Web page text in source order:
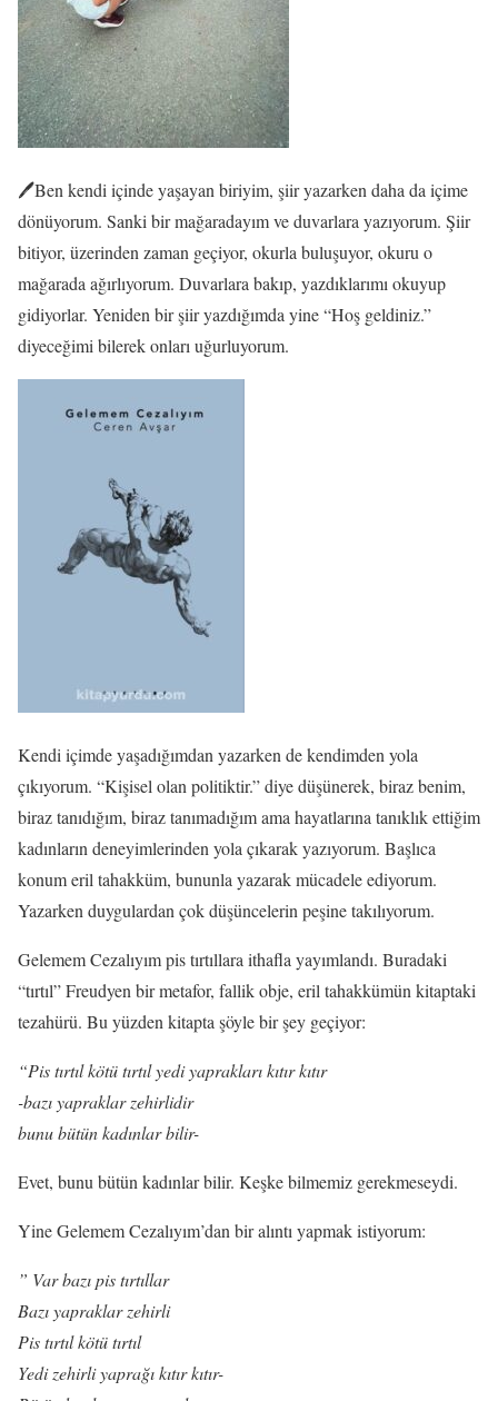
🖊️Ben kendi içinde yaşayan biriyim, şiir yazarken daha da içime
dönüyorum. Sanki bir mağaradayım ve duvarlara yazıyorum. Şiir
bitiyor, üzerinden zaman geçiyor, okurla buluşuyor, okuru o
mağarada ağırlıyorum. Duvarlara bakıp, yazdıklarımı okuyup
gidiyorlar. Yeniden bir şiir yazdığımda yine “Hoş geldiniz.”
diyeceğimi bilerek onları uğurluyorum.
Kendi içimde yaşadığımdan yazarken de kendimden yola
çıkıyorum. “Kişisel olan politiktir.” diye düşünerek, biraz benim,
biraz tanıdığım, biraz tanımadığım ama hayatlarına tanıklık ettiğim
kadınların deneyimlerinden yola çıkarak yazıyorum. Başlıca
konum eril tahakküm, bununla yazarak mücadele ediyorum.
Yazarken duygulardan çok düşüncelerin peşine takılıyorum.
Gelemem Cezalıyım pis tırtıllara ithafla yayımlandı. Buradaki
“tırtıl” Freudyen bir metafor, fallik obje, eril tahakkümün kitaptaki
tezahürü. Bu yüzden kitapta şöyle bir şey geçiyor:
“Pis tırtıl kötü tırtıl yedi yaprakları kıtır kıtır
-bazı yapraklar zehirlidir
bunu bütün kadınlar bilir-
Evet, bunu bütün kadınlar bilir. Keşke bilmemiz gerekmeseydi.
Yine Gelemem Cezalıyım’dan bir alıntı yapmak istiyorum:
” Var bazı pis tırtıllar
Bazı yapraklar zehirli
Pis tırtıl kötü tırtıl
Yedi zehirli yaprağı kıtır kıtır-